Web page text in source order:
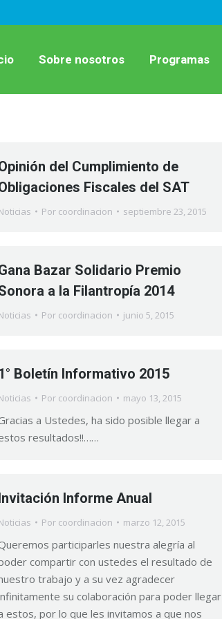
Sobre nosotros Programas
del Cumplimiento de
Fiscales del SAT
Por coordinacion septiembre 23, 2015
Bazar Solidario Premio
a la Filantropía 2014
Por coordinacion junio 5, 2015
Boletín Informativo 2015
Por coordinacion mayo 13, 2015
a Ustedes, ha sido posible llegar a
resultados!!……
Informe Anual
Por coordinacion marzo 12, 2015
participarles nuestra alegría al
compartir con ustedes el resultado de
trabajo y a su vez agradecer
su colaboración para poder llegar
estos, por lo que les invitamos a que nos